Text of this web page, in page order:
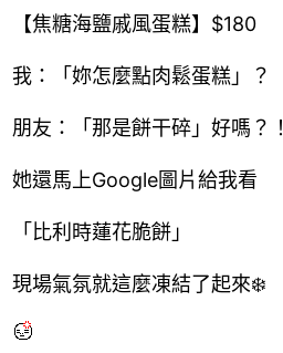
【焦糖海鹽戚風蛋糕】$180
我：「妳怎麼點肉鬆蛋糕」？
朋友：「那是餅干碎」好嗎？！
她還馬上Google圖片給我看
「比利時蓮花脆餅」
現場氣氛就這麼凍結了起來❄️